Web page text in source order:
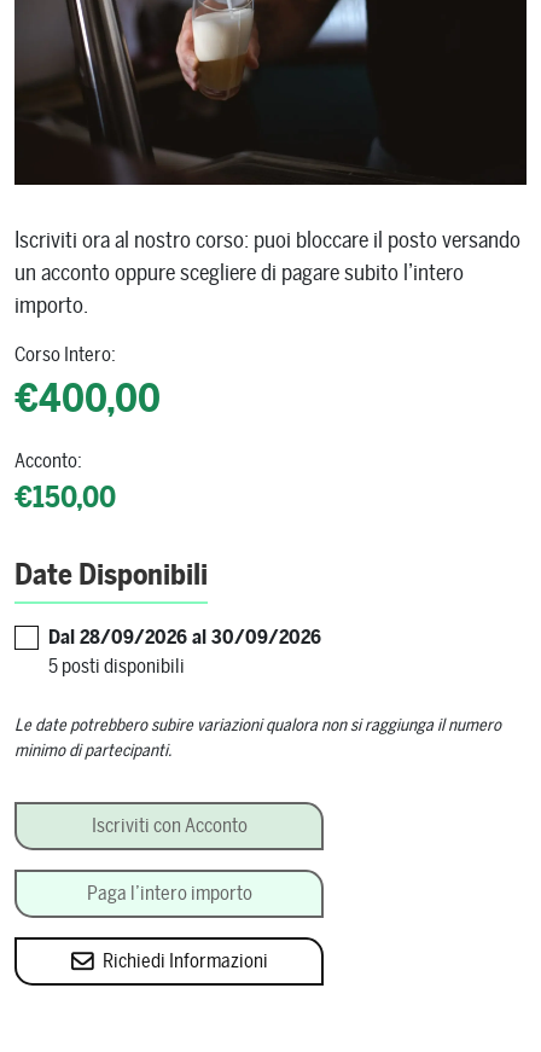
Iscriviti ora al nostro corso: puoi bloccare il posto versando
un acconto oppure scegliere di pagare subito l’intero
importo.
Corso Intero:
€400,00
Acconto:
€150,00
Date Disponibili
Dal 28/09/2026 al 30/09/2026
5 posti disponibili
Le date potrebbero subire variazioni qualora non si raggiunga il numero
minimo di partecipanti.
Iscriviti con Acconto
Paga l’intero importo
Richiedi Informazioni